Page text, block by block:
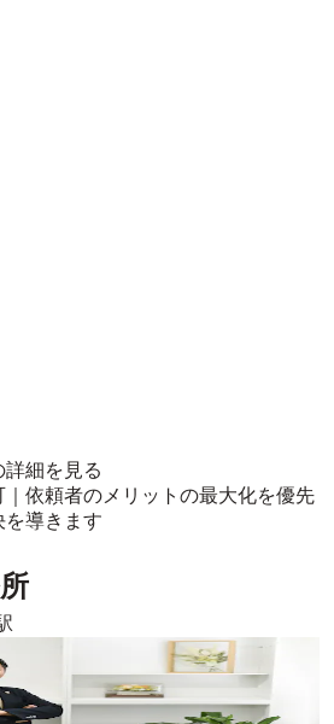
詳細を見る
依頼者のメリットの最大化を優先
を導きます